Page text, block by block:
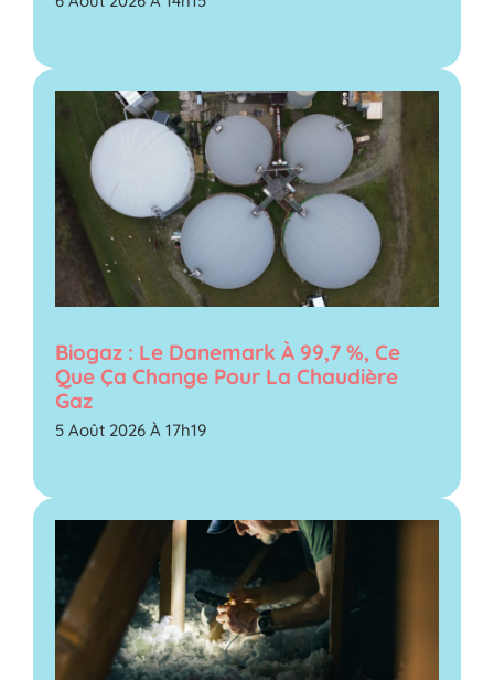
Biogaz : Le Danemark À 99,7 %, Ce
Que Ça Change Pour La Chaudière
Gaz
5 Août 2026 À 17h19